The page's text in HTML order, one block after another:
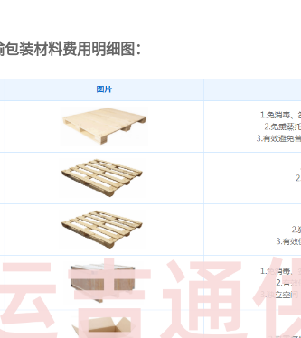
装材料费用明细图：